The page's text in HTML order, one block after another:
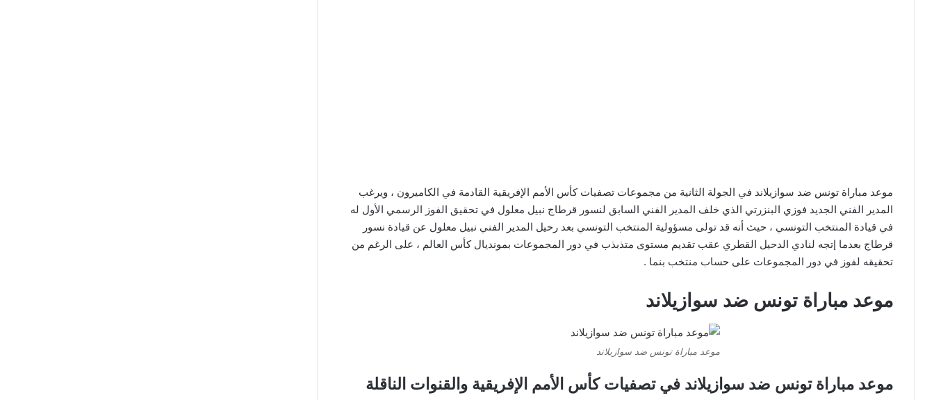
موعد مباراة تونس ضد سوازيلاند في الجولة الثانية من مجموعات تصفيات كأس الأمم الإفريقية القادمة في الكاميرون ، ويرغب
المدير الفني الجديد فوزي البنزرتي الذي خلف المدير الفني السابق لنسور قرطاج نبيل معلول في تحقيق الفوز الرسمي الأول له
في قيادة المنتخب التونسي ، حيث أنه قد تولى مسؤولية المنتخب التونسي بعد رحيل المدير الفني نبيل معلول عن قيادة نسور
قرطاج بعدما إتجه لنادي الدحيل القطري عقب تقديم مستوى متذبذب في دور المجموعات بمونديال كأس العالم ، على الرغم من
تحقيقه لفوز في دور المجموعات على حساب منتخب بنما .
موعد مباراة تونس ضد سوازيلاند
موعد مباراة تونس ضد سوازيلاند
موعد مباراة تونس ضد سوازيلاند في تصفيات كأس الأمم الإفريقية والقنوات الناقلة